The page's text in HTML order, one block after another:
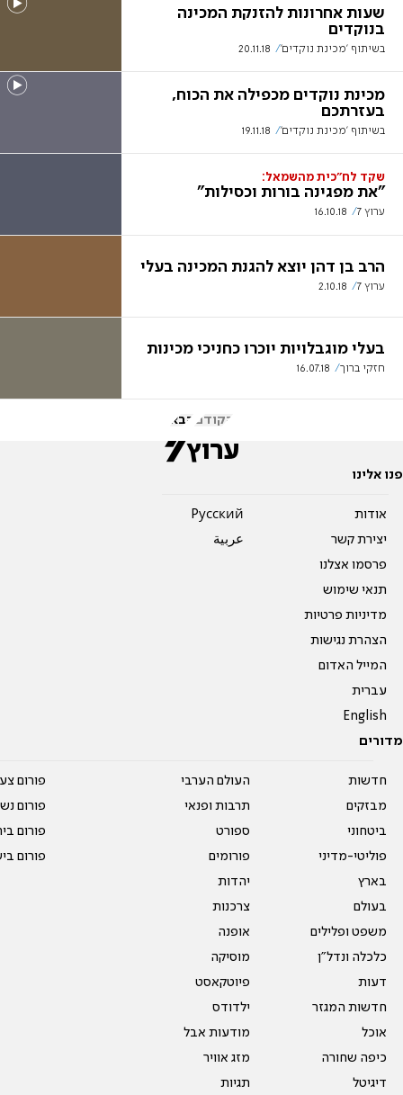
שעות אחרונות להזנקת המכינה
בנוקדים
בשיתוף 'מכינת נוקדים' 20.11.18
מכינת נוקדים מכפילה את הכוח,
בעזרתכם
בשיתוף 'מכינת נוקדים' 19.11.18
שקד לח״כית מהשמאל:
"את מפגינה בורות וכסילות"
ערוץ 7 16.10.18
הרב בן דהן יוצא להגנת המכינה בעלי
ערוץ 7 2.10.18
בעלי מוגבלויות יוכרו כחניכי מכינות
חזקי ברוך 16.07.18
הקודם הבא
פנו אלינו
אודות
יצירת קשר
פרסמו אצלנו
תנאי שימוש
מדיניות פרטיות
הצהרת נגישות
המייל האדום
עברית
English
Pусский
عربية
מדורים
חדשות
מבזקים
ביטחוני
פוליטי-מדיני
בארץ
בעולם
משפט ופלילים
כלכלה ונדל"ן
דעות
חדשות המגזר
אוכל
כיפה שחורה
דיגיטל
העולם הערבי
תרבות ופנאי
ספורט
פורומים
יהדות
צרכנות
אופנה
מוסיקה
פיוטקאסט
ילדודס
מודעות אבל
מזג אוויר
תגיות
פורום
פורום
פורום
פורום